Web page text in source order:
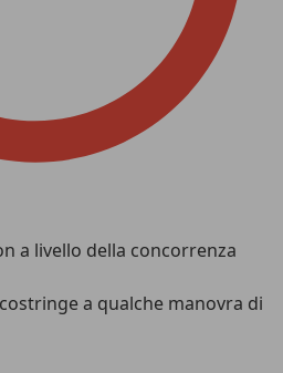
a livello della concorrenza
a qualche manovra di